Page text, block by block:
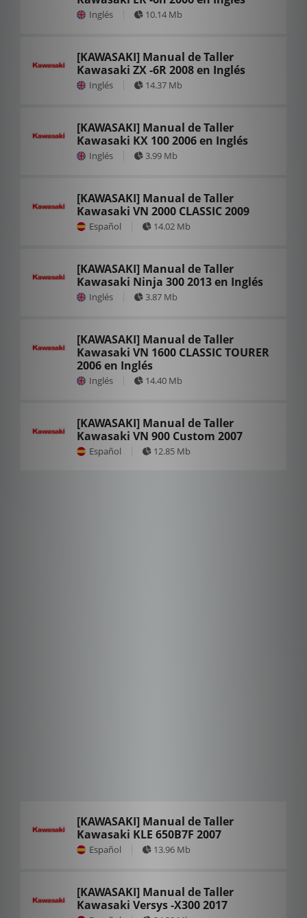
Inglés 10.14 Mb
[KAWASAKI] Manual de Taller
Kawasaki ZX -6R 2008 en Inglés
Inglés 14.37 Mb
[KAWASAKI] Manual de Taller
Kawasaki KX 100 2006 en Inglés
Inglés 3.99 Mb
[KAWASAKI] Manual de Taller
Kawasaki VN 2000 CLASSIC 2009
Español 14.02 Mb
[KAWASAKI] Manual de Taller
Kawasaki Ninja 300 2013 en Inglés
Inglés 3.87 Mb
[KAWASAKI] Manual de Taller
Kawasaki VN 1600 CLASSIC TOURER
2006 en Inglés
Inglés 14.40 Mb
[KAWASAKI] Manual de Taller
Kawasaki VN 900 Custom 2007
Español 12.85 Mb
[KAWASAKI] Manual de Taller
Kawasaki KLE 650B7F 2007
Español 13.96 Mb
[KAWASAKI] Manual de Taller
Kawasaki Versys -X300 2017